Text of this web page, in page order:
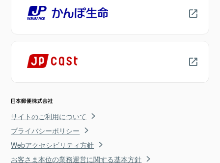
サイトのご利用について
プライバシーポリシー
Webアクセシビリティ方針
お客さま本位の業務運営に関する基本方針